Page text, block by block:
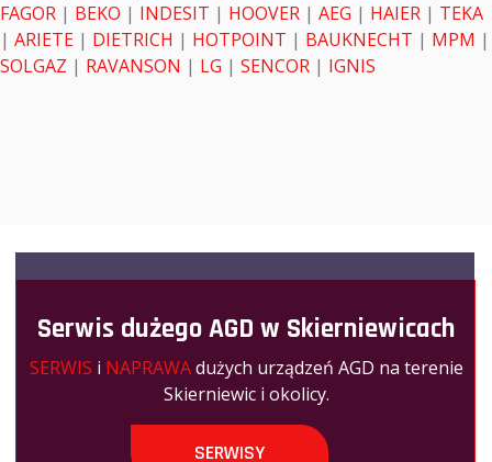
FAGOR | BEKO | INDESIT | HOOVER | AEG | HAIER | TEKA
| ARIETE | DIETRICH | HOTPOINT | BAUKNECHT | MPM |
SOLGAZ | RAVANSON | LG | SENCOR | IGNIS
Serwis dużego AGD w Skierniewicach
SERWIS i NAPRAWAdużych urządzeń AGD na terenie
Skierniewic i okolicy.
SERWISY